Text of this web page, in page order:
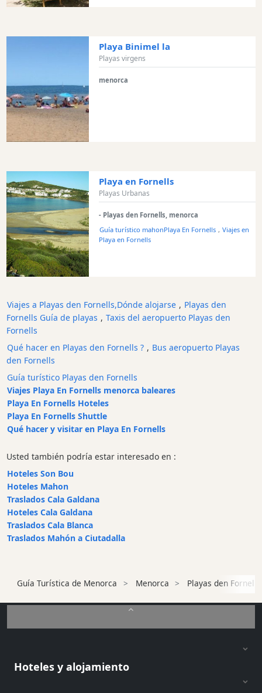
Parque
Restaurante
Café
y
Bar
Alimentos
Cultura
Para
niños
Música
en
vivo
Discoteca
Chiringuitos
y
Beach
Clubs
Shopping
Traslados
Transporte
Alquiler
de
bicicletas
Alquiler
Standup
Paddle
Alquiler
de
kayaks
barcos
de
vehículos
Playa Binimel la
Playas virgens
menorca
Playa en Fornells
Playas Urbanas
- Playas den Fornells, menorca
Guía turístico mahonPlaya En Fornells , Viajes en
Playa en Fornells
Viajes a Playas den Fornells,Dónde alojarse , Playas den
Fornells Guía de playas , Taxis del aeropuerto Playas den
Fornells
Qué hacer en Playas den Fornells ? , Bus aeropuerto Playas
den Fornells
Guía turístico Playas den Fornells
Viajes Playa En Fornells menorca baleares
Playa En Fornells Hoteles
Playa En Fornells Shuttle
Qué hacer y visitar en Playa En Fornells
Usted también podría estar interesado en :
Hoteles Son Bou
Hoteles Mahon
Traslados Cala Galdana
Hoteles Cala Galdana
Traslados Cala Blanca
Traslados Mahón a Ciutadalla
Guía Turística de Menorca Menorca Playas den Fornells
Hoteles y alojamiento